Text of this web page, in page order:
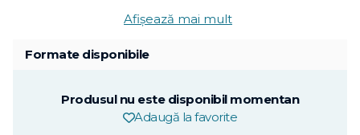
Afișează mai mult
Formate disponibile
Produsul nu este disponibil momentan
Adaugă la favorite